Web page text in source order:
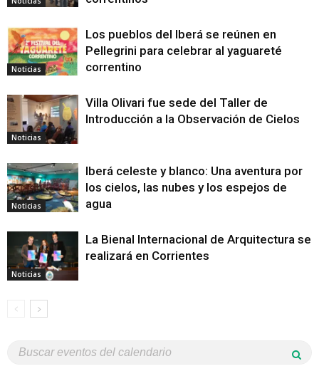
Noticias
Los pueblos del Iberá se reúnen en
Pellegrini para celebrar al yaguareté
correntino
Noticias
Villa Olivari fue sede del Taller de
Introducción a la Observación de Cielos
Noticias
Iberá celeste y blanco: Una aventura por
los cielos, las nubes y los espejos de
agua
Noticias
La Bienal Internacional de Arquitectura se
realizará en Corrientes